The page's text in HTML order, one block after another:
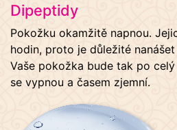
Dipeptidy
Pokožku okamžitě napnou.
hodin, proto je důležité
Vaše pokožka bude tak po
se vypnou a časem zjemní.